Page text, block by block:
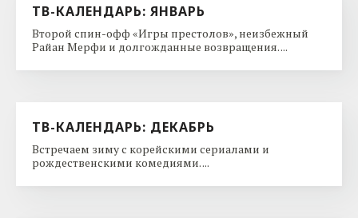
ТВ-КАЛЕНДАРЬ: ЯНВАРЬ
Второй спин-офф «Игры престолов», неизбежный
Райан Мерфи и долгожданные возвращения. ...
ТВ-КАЛЕНДАРЬ: ДЕКАБРЬ
Встречаем зиму с корейскими сериалами и
рождественскими комедиями. ...